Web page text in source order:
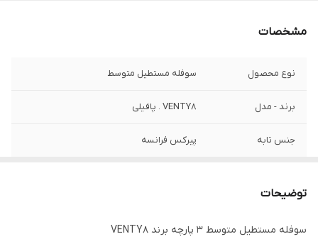
مشخصات
نوع محصول سوفله مستطیل متوسط
برند - مدل VENTY8 . پافیلی
جنس تابه پیرکس فرانسه
توضیحات
سوفله مستطیل متوسط ۳ پارچه برند VENTY8